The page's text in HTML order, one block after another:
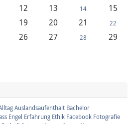
12 13 14
15
19 20 21 22
26 27 28
29
Auslandsaufenthalt Bachelor
Engel Erfahrung Ethik Facebook Fotografie